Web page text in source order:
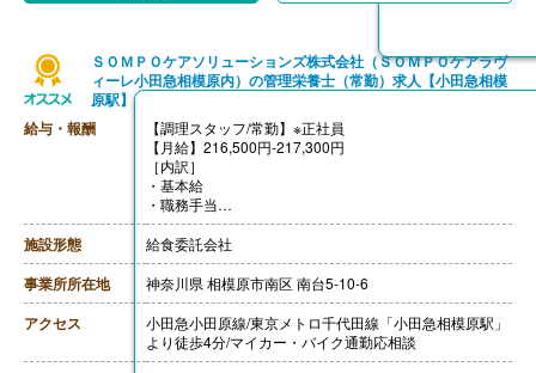
ＳＯＭＰＯケアソリューションズ株式会社（ＳＯＭＰＯケアラヴ
ィーレ小田急相模原内）の管理栄養士（常勤）求人【小田急相模
原駅】
給与・報酬
【調理スタッフ/常勤】※正社員
【月給】216,500円-217,300円
［内訳］
・基本給
・職務手当
・働きがい向上手当 10,000円
［その他手当］
・時間外手当（超過1分から支給）
・精皆勤手当 6,000円（規定あり）
【賞与】年2回（計2.08ヶ月分）※前年度実績
【通勤手当】あり（上限50,000円/月）
【昇給】あり
【退職金】あり※勤続3年以上
施設形態 給食委託会社
事業所所在地 神奈川県 相模原市南区 南台5-10-6
アクセス
小田急小田原線/東京メトロ千代田線「小田急相模原駅」
より徒歩4分/マイカー・バイク通勤応相談